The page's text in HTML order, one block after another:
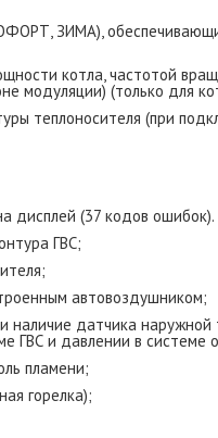
ЗИМА),
котла, частотой
(только для
теплоносителя (при
дисплей (37 кодов ошибок).
ГВС;
автовоздушником;
датчика наружной
ГВС и давлении в системе
пламени;
горелка);